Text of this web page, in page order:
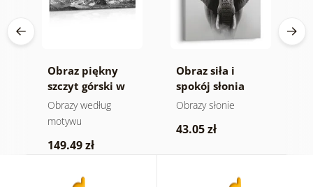
Obraz piękny
szczyt górski w
wersji czarno-
białej
Obrazy według
motywu
149.49 zł
Obraz siła i
spokój słonia
Obrazy słonie
43.05 zł